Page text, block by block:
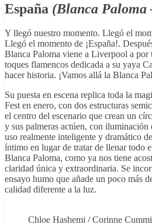
España (Blanca Paloma
Y llegó nuestro momento. Llegó el
Llegó el momento de ¡España!.
Blanca Paloma viene a Liverpool a por
toques flamencos dedicada a su yaya
hacer historia. ¡Vamos allá la Blanca
Su puesta en escena replica toda la
Fest en enero, con dos estructuras
el centro del escenario que crean un
y sus palmeras actúen, con
uso realmente inteligente y dramático
íntimo en lugar de tratar de llenar todo
Blanca Paloma, como ya nos tiene
claridad única y extraordinaria. Se
ensayo humo que añade un poco más
calidad diferente a la luz.
Chloe Hashemi / Corinne